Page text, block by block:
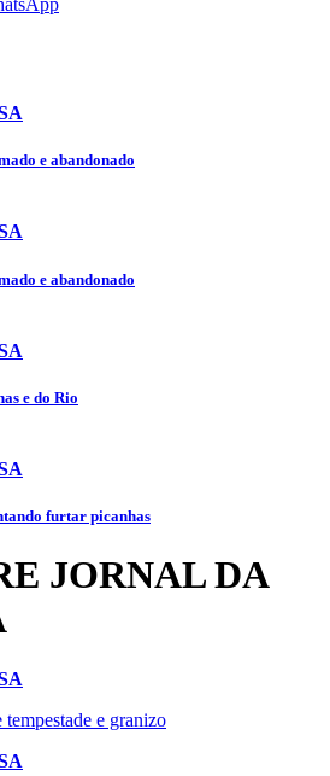
e abandonado
e abandonado
e do Rio
furtar picanhas
JORNAL DA
e granizo